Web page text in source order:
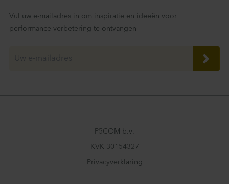
Vul uw e-mailadres in om inspiratie en ideeën voor
performance verbetering te ontvangen
P5COM b.v.
KVK 30154327
Privacyverklaring